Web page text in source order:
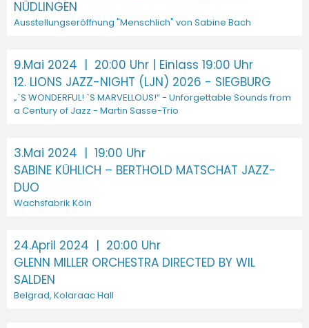
NÜDLINGEN
Ausstellungseröffnung "Menschlich" von Sabine Bach
9.Mai 2024 | 20:00 Uhr | Einlass 19:00 Uhr
12. LIONS JAZZ-NIGHT (LJN) 2026 - SIEGBURG
„`S WONDERFUL! `S MARVELLOUS!“ - Unforgettable Sounds from
a Century of Jazz - Martin Sasse-Trio
3.Mai 2024 | 19:00 Uhr
SABINE KÜHLICH – BERTHOLD MATSCHAT JAZZ-
DUO
Wachsfabrik Köln
24.April 2024 | 20:00 Uhr
GLENN MILLER ORCHESTRA DIRECTED BY WIL
SALDEN
Belgrad, Kolaraac Hall